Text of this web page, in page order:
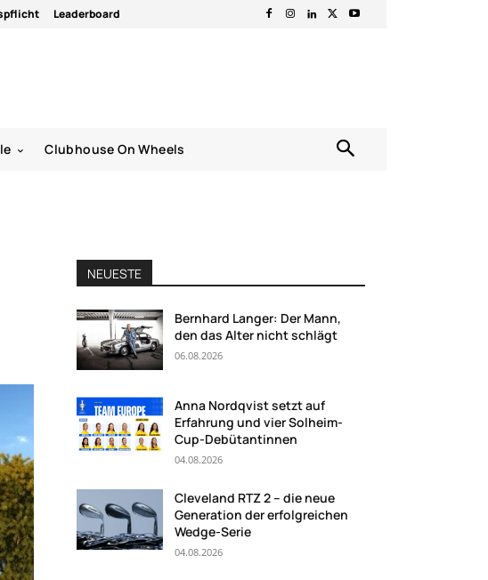
Leaderboard
Clubhouse On Wheels
NEUESTE
Bernhard Langer: Der Mann,
den das Alter nicht schlägt
06.08.2026
Anna Nordqvist setzt auf
Erfahrung und vier Solheim-
Cup-Debütantinnen
04.08.2026
Cleveland RTZ 2 – die neue
Generation der erfolgreichen
Wedge-Serie
04.08.2026